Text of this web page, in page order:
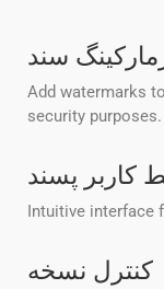
سند
Add watermarks
security purposes.
کاربر پسند
Intuitive interface
کنترل نسخه